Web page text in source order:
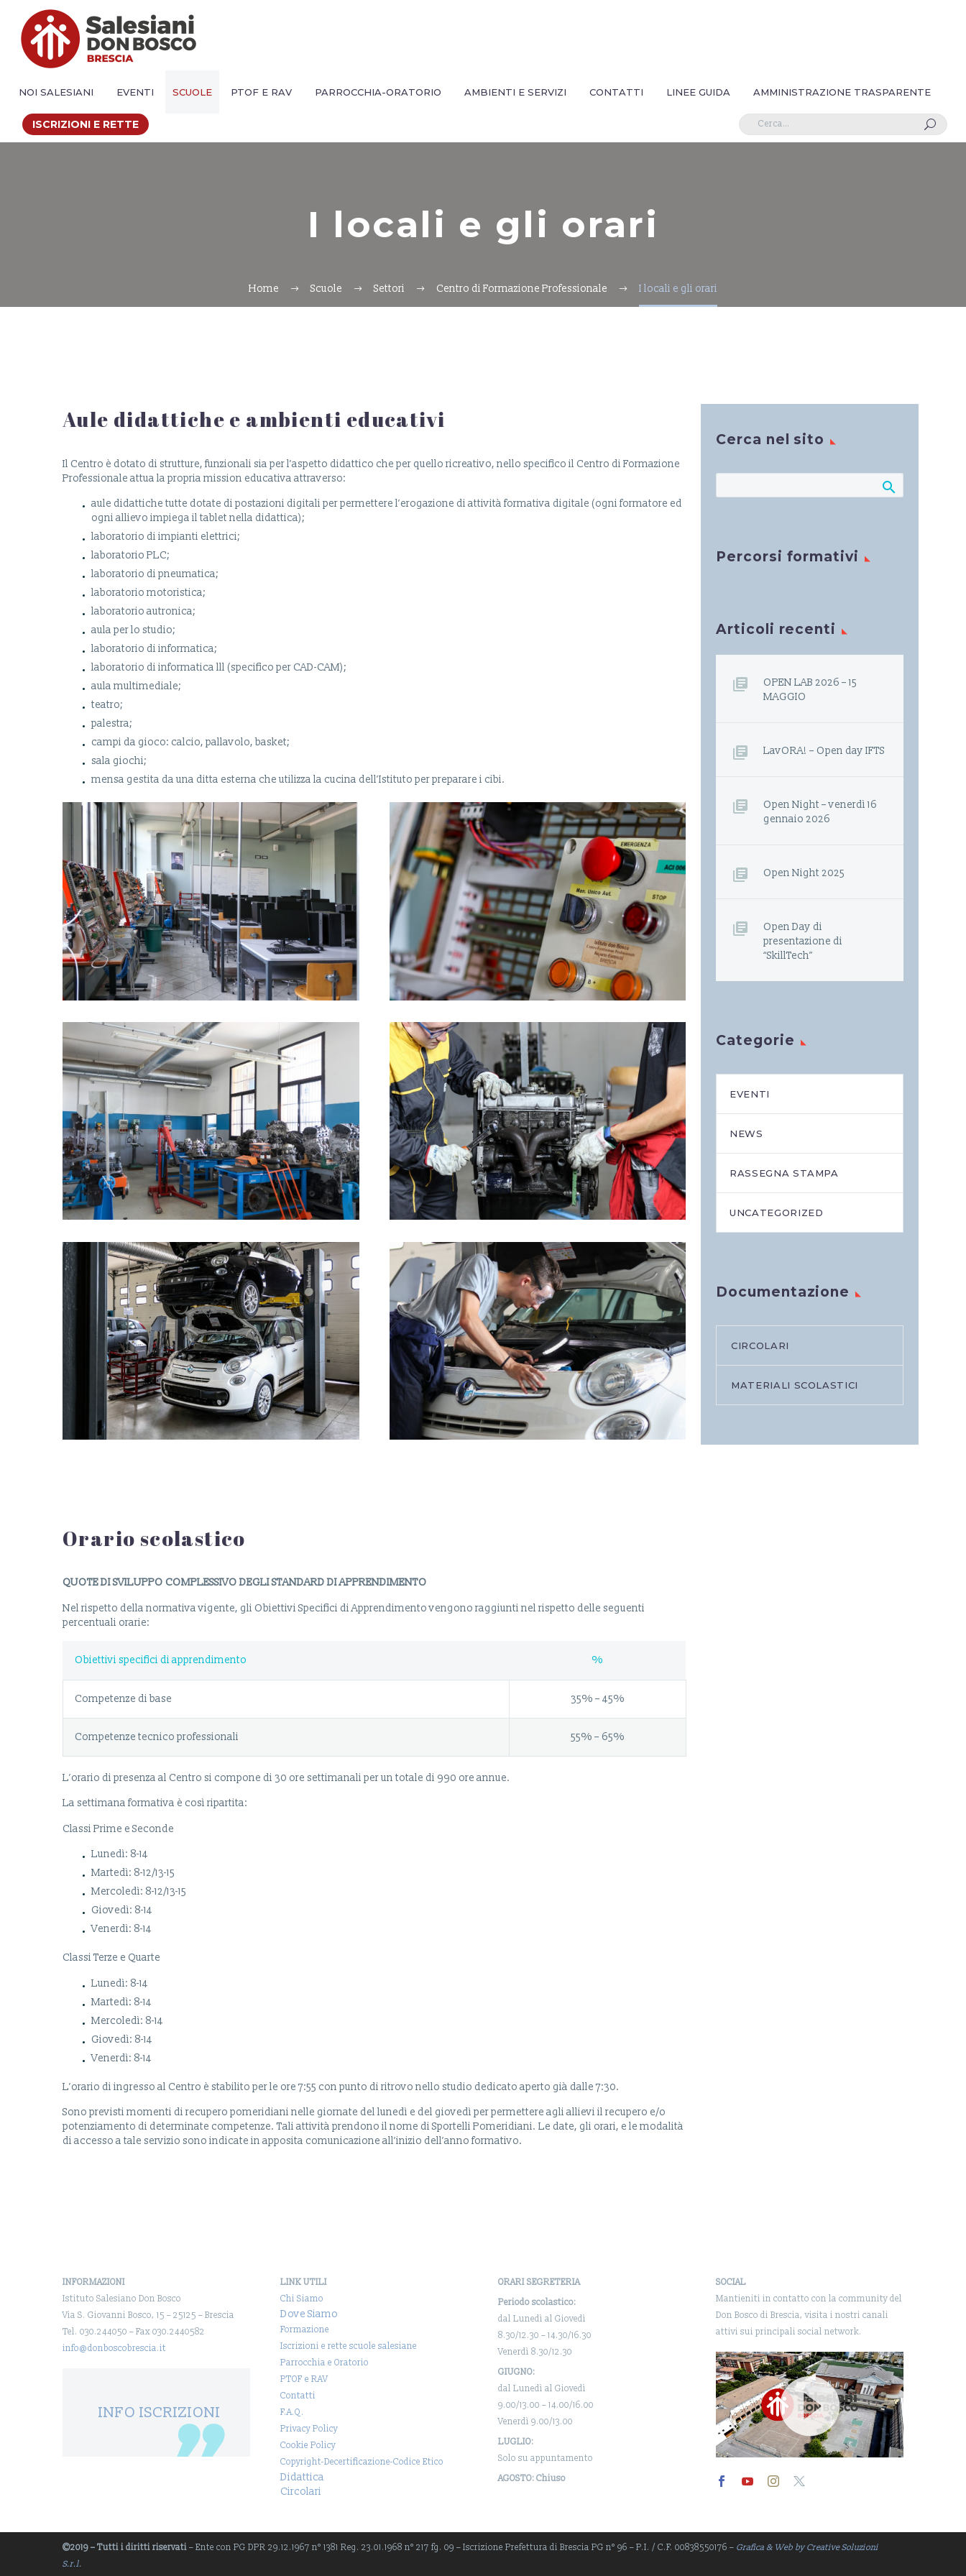
NOI SALESIANI EVENTI SCUOLE PTOF E RAV PARROCCHIA-ORATORIO AMBIENTI E SERVIZI CONTATTI LINEE GUIDA AMMINISTRAZIONE TRASPARENTE
ISCRIZIONI E RETTE U
I locali e gli orari
Home Scuole Settori Centro di Formazione Professionale I locali e gli orari
Aule didattiche e ambienti educativi
Il Centro è dotato di strutture, funzionali sia per l’aspetto didattico che per quello ricreativo, nello specifico il Centro di Formazione
Professionale attua la propria mission educativa attraverso:
aule didattiche tutte dotate di postazioni digitali per permettere l’erogazione di attività formativa digitale (ogni formatore ed
ogni allievo impiega il tablet nella didattica);
laboratorio di impianti elettrici;
laboratorio PLC;
laboratorio di pneumatica;
laboratorio motoristica;
laboratorio autronica;
aula per lo studio;
laboratorio di informatica;
laboratorio di informatica lll (specifico per CAD-CAM);
aula multimediale;
teatro;
palestra;
campi da gioco: calcio, pallavolo, basket;
sala giochi;
mensa gestita da una ditta esterna che utilizza la cucina dell’Istituto per preparare i cibi.
Orario scolastico
QUOTE DI SVILUPPO COMPLESSIVO DEGLI STANDARD DI APPRENDIMENTO
Nel rispetto della normativa vigente, gli Obiettivi Specifici di Apprendimento vengono raggiunti nel rispetto delle seguenti
percentuali orarie:
Obiettivi specifici di apprendimento %
Competenze di base 35% – 45%
Competenze tecnico professionali 55% – 65%
L’orario di presenza al Centro si compone di 30 ore settimanali per un totale di 990 ore annue.
La settimana formativa è così ripartita:
Classi Prime e Seconde
Lunedì: 8-14
Martedì: 8-12/13-15
Mercoledì: 8-12/13-15
Giovedì: 8-14
Venerdì: 8-14
Classi Terze e Quarte
Lunedì: 8-14
Martedì: 8-14
Mercoledì: 8-14
Giovedì: 8-14
Venerdì: 8-14
L’orario di ingresso al Centro è stabilito per le ore 7:55 con punto di ritrovo nello studio dedicato aperto già dalle 7:30.
Sono previsti momenti di recupero pomeridiani nelle giornate del lunedì e del giovedì per permettere agli allievi il recupero e/o
potenziamento di determinate competenze. Tali attività prendono il nome di Sportelli Pomeridiani. Le date, gli orari, e le modalità
di accesso a tale servizio sono indicate in apposita comunicazione all’inizio dell’anno formativo.
Cerca nel sito
Percorsi formativi
Articoli recenti
OPEN LAB 2026 – 15
MAGGIO
LavORA! – Open day IFTS
Open Night – venerdì 16
gennaio 2026
Open Night 2025
Open Day di
presentazione di
“SkillTech”
Categorie
EVENTI
NEWS
RASSEGNA STAMPA
UNCATEGORIZED
Documentazione
CIRCOLARI
MATERIALI SCOLASTICI
INFORMAZIONI
Istituto Salesiano Don Bosco
Via S. Giovanni Bosco, 15 – 25125 – Brescia
Tel. 030.244050 – Fax 030.2440582
info@donboscobrescia.it
INFO ISCRIZIONI
LINK UTILI
Chi Siamo
Dove Siamo
Formazione
Iscrizioni e rette scuole salesiane
Parrocchia e Oratorio
PTOF e RAV
Contatti
F.A.Q.
Privacy Policy
Cookie Policy
Copyright-Decertificazione-Codice Etico
Didattica
Circolari
ORARI SEGRETERIA
Periodo scolastico:
dal Lunedì al Giovedì
8.30/12.30 – 14.30/16.30
Venerdì 8.30/12.30
GIUGNO:
dal Lunedì al Giovedì
9.00/13.00 – 14.00/16.00
Venerdì 9.00/13.00
LUGLIO:
Solo su appuntamento
AGOSTO: Chiuso
SOCIAL
Mantieniti in contatto con la community del
Don Bosco di Brescia, visita i nostri canali
attivi sui principali social network.
Player
©2019 – Tutti i diritti riservati – Ente con PG DPR 29.12.1967 n° 1381 Reg. 23.01.1968 n° 217 fg. 09 – Iscrizione Prefettura di Brescia PG n° 96 – P.I. / C.F. 00838550176 – Grafica & Web by Creative Soluzioni
S.r.l.